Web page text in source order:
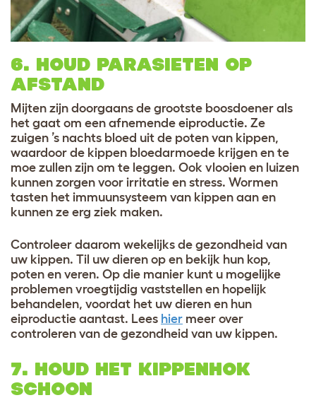
6. HOUD PARASIETEN OP
AFSTAND
Mijten zijn doorgaans de grootste boosdoener als
het gaat om een afnemende eiproductie. Ze
zuigen ’s nachts bloed uit de poten van kippen,
waardoor de kippen bloedarmoede krijgen en te
moe zullen zijn om te leggen. Ook vlooien en luizen
kunnen zorgen voor irritatie en stress. Wormen
tasten het immuunsysteem van kippen aan en
kunnen ze erg ziek maken.
Controleer daarom wekelijks de gezondheid van
uw kippen. Til uw dieren op en bekijk hun kop,
poten en veren. Op die manier kunt u mogelijke
problemen vroegtijdig vaststellen en hopelijk
behandelen, voordat het uw dieren en hun
eiproductie aantast. Lees hier meer over
controleren van de gezondheid van uw kippen.
7. HOUD HET KIPPENHOK
SCHOON